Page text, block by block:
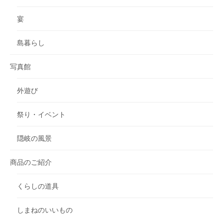
宴
島暮らし
写真館
外遊び
祭り・イベント
隠岐の風景
商品のご紹介
くらしの道具
しまねのいいもの